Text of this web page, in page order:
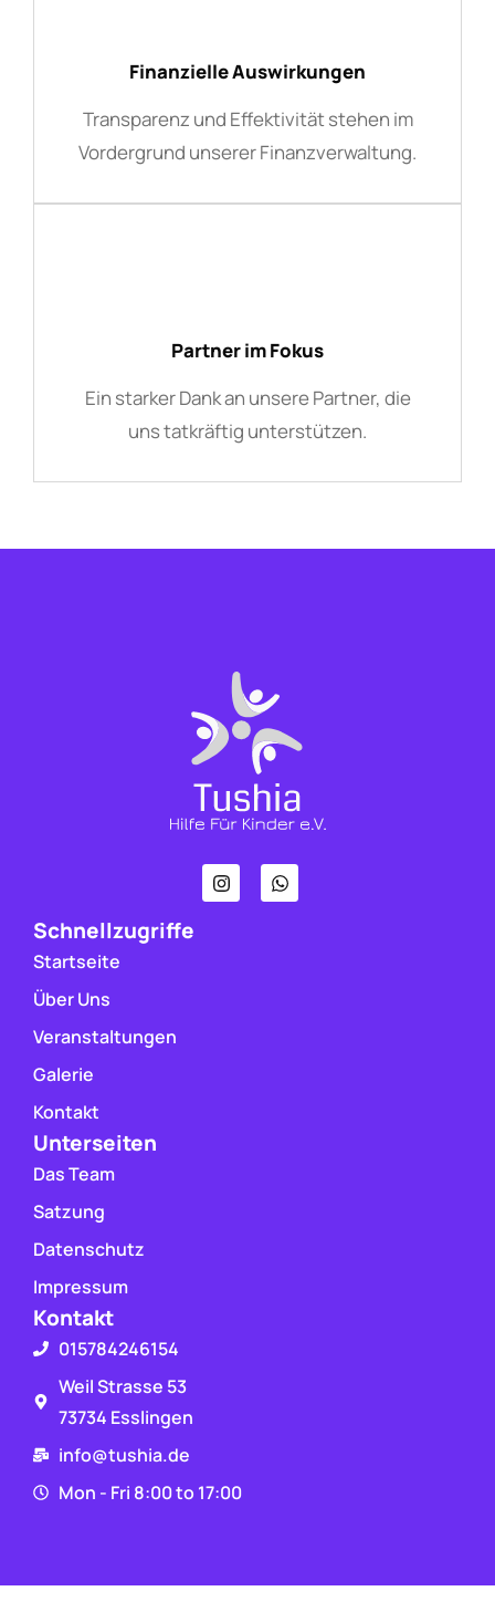
Finanzielle Auswirkungen
Transparenz und Effektivität stehen im
Vordergrund unserer Finanzverwaltung.
Partner im Fokus
Ein starker Dank an unsere Partner, die
uns tatkräftig unterstützen.
Schnellzugriffe
Startseite
Über Uns
Veranstaltungen
Galerie
Kontakt
Unterseiten
Das Team
Satzung
Datenschutz
Impressum
Kontakt
015784246154
Weil Strasse 53
73734 Esslingen
info@tushia.de
Mon - Fri 8:00 to 17:00